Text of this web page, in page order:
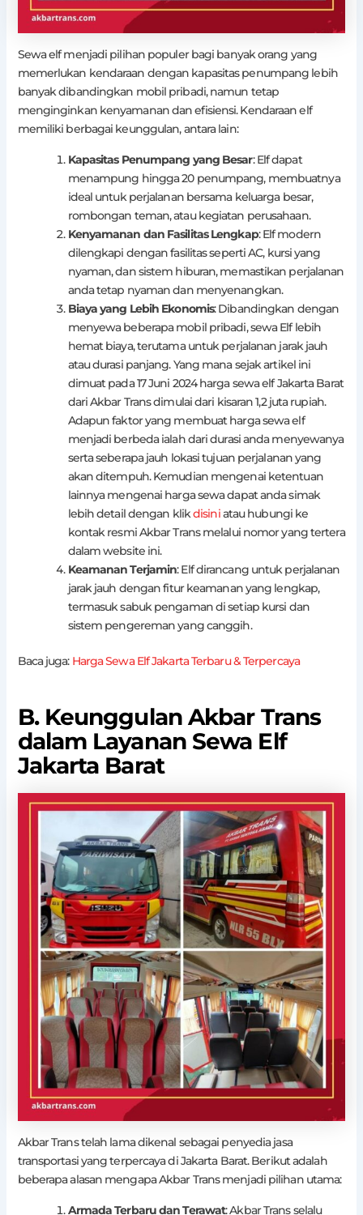
Sewa elf menjadi pilihan populer bagi banyak orang yang
memerlukan kendaraan dengan kapasitas penumpang lebih
banyak dibandingkan mobil pribadi, namun tetap
menginginkan kenyamanan dan efisiensi. Kendaraan elf
memiliki berbagai keunggulan, antara lain:
Kapasitas Penumpang yang Besar: Elf dapat
menampung hingga 20 penumpang, membuatnya
ideal untuk perjalanan bersama keluarga besar,
rombongan teman, atau kegiatan perusahaan.
Kenyamanan dan Fasilitas Lengkap: Elf modern
dilengkapi dengan fasilitas seperti AC, kursi yang
nyaman, dan sistem hiburan, memastikan perjalanan
anda tetap nyaman dan menyenangkan.
Biaya yang Lebih Ekonomis: Dibandingkan dengan
menyewa beberapa mobil pribadi, sewa Elf lebih
hemat biaya, terutama untuk perjalanan jarak jauh
atau durasi panjang. Yang mana sejak artikel ini
dimuat pada 17 Juni 2024 harga sewa elf Jakarta Barat
dari Akbar Trans dimulai dari kisaran 1,2 juta rupiah.
Adapun faktor yang membuat harga sewa elf
menjadi berbeda ialah dari durasi anda menyewanya
serta seberapa jauh lokasi tujuan perjalanan yang
akan ditempuh. Kemudian mengenai ketentuan
lainnya mengenai harga sewa dapat anda simak
lebih detail dengan klikdisiniatau hubungi ke
kontak resmi Akbar Trans melalui nomor yang tertera
dalam website ini.
Keamanan Terjamin: Elf dirancang untuk perjalanan
jarak jauh dengan fitur keamanan yang lengkap,
termasuk sabuk pengaman di setiap kursi dan
sistem pengereman yang canggih.
Baca juga: Harga Sewa Elf Jakarta Terbaru & Terpercaya
B. Keunggulan Akbar Trans
dalam Layanan Sewa Elf
Jakarta Barat
Akbar Trans telah lama dikenal sebagai penyedia jasa
transportasi yang terpercaya di Jakarta Barat. Berikut adalah
beberapa alasan mengapa Akbar Trans menjadi pilihan utama:
Armada Terbaru dan Terawat: Akbar Trans selalu